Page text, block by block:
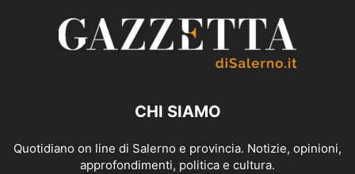
CHI SIAMO
Quotidiano on line di Salerno e provincia. Notizie, opinioni,
approfondimenti, politica e cultura.